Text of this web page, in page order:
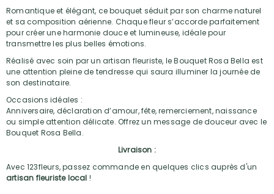
Romantique et élégant, ce bouquet séduit par son charme naturel
et sa composition aérienne. Chaque fleur s’accorde parfaitement
pour créer une harmonie douce et lumineuse, idéale pour
transmettre les plus belles émotions.
Réalisé avec soin par un artisan fleuriste, le Bouquet Rosa Bella est
une attention pleine de tendresse qui saura illuminer la journée de
son destinataire.
Occasions idéales :
Anniversaire, déclaration d’amour, fête, remerciement, naissance
ou simple attention délicate. Offrez un message de douceur avec le
Bouquet Rosa Bella.
Livraison :
Avec 123fleurs, passez commande en quelques clics auprès d'un
artisan fleuriste local !